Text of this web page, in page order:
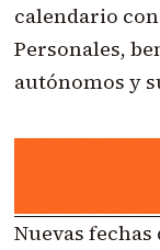
calendario
Personales,
autónomos y
Nuevas